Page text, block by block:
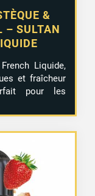
&
– SULTAN
Liquide,
et fraîcheur
pour les